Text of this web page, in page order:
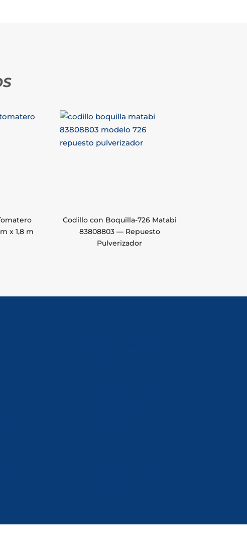
x 1,8 m
Codillo con Boquilla-726 Matabi
83808803 — Repuesto
Pulverizador